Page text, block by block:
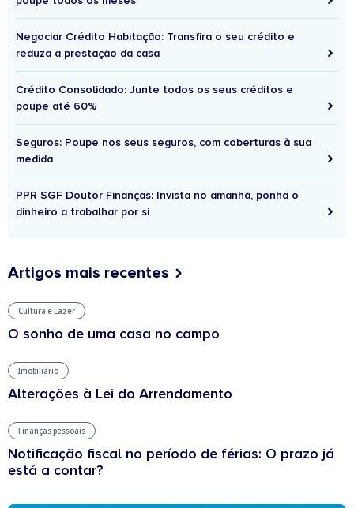
Negociar Crédito Habitação: Transfira o seu crédito e
reduza a prestação da casa
Crédito Consolidado: Junte todos os seus créditos e
poupe até 60%
Seguros: Poupe nos seus seguros, com coberturas à sua
medida
PPR SGF Doutor Finanças: Invista no amanhã, ponha o
dinheiro a trabalhar por si
Artigos mais recentes
Cultura e Lazer
O sonho de uma casa no campo
Imobiliário
Alterações à Lei do Arrendamento
Finanças pessoais
Notificação fiscal no período de férias: O prazo já
está a contar?